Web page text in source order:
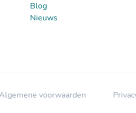
Blog
Nieuws
voorwaarden